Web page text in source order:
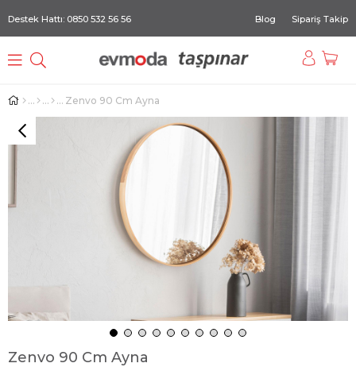
Destek Hattı: 0850 532 56 56 Blog Sipariş Takip
Zenvo 90 Cm Ayna
Zenvo 90 Cm Ayna